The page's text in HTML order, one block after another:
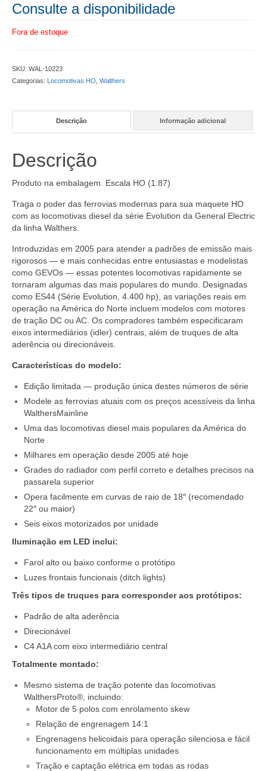
Consulte a disponibilidade
Fora de estoque
SKU: WAL-10223
Categorias: Locomotivas HO Walthers
Descrição Informação adicional
Descrição
Produto na embalagem. Escala HO (1:87)
Traga o poder das ferrovias modernas para sua maquete HO
com as locomotivas diesel da série Evolution da General Electric
da linha Walthers.
Introduzidas em 2005 para atender a padrões de emissão mais
rigorosos — e mais conhecidas entre entusiastas e modelistas
como GEVOs — essas potentes locomotivas rapidamente se
tornaram algumas das mais populares do mundo. Designadas
como ES44 (Série Evolution, 4.400 hp), as variações reais em
operação na América do Norte incluem modelos com motores
de tração DC ou AC. Os compradores também especificaram
eixos intermediários (idler) centrais, além de truques de alta
aderência ou direcionáveis.
Características do modelo:
Edição limitada — produção única destes números de série
Modele as ferrovias atuais com os preços acessíveis da linha
WalthersMainline
Uma das locomotivas diesel mais populares da América do
Norte
Milhares em operação desde 2005 até hoje
Grades do radiador com perfil correto e detalhes precisos na
passarela superior
Opera facilmente em curvas de raio de 18″ (recomendado
22″ ou maior)
Seis eixos motorizados por unidade
Iluminação em LED inclui:
Farol alto ou baixo conforme o protótipo
Luzes frontais funcionais (ditch lights)
Três tipos de truques para corresponder aos protótipos:
Padrão de alta aderência
Direcionável
C4 A1A com eixo intermediário central
Totalmente montado:
Mesmo sistema de tração potente das locomotivas
WalthersProto®, incluindo:
Motor de 5 polos com enrolamento skew
Relação de engrenagem 14:1
Engrenagens helicoidais para operação silenciosa e fácil
funcionamento em múltiplas unidades
Tração e captação elétrica em todas as rodas